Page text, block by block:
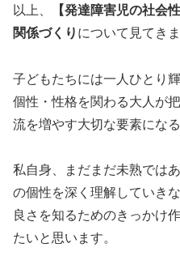
以上、
【発達障害児の社会
関係づくり について見てきま
子どもたちには一人ひとり
個性・性格を関わる大人が
流を増やす大切な要素になる
私自身、まだまだ未熟では
の個性を深く理解していき
良さを知るためのきっかけ
たいと思います。